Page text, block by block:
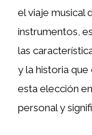
el viaje musical
instrumentos,
las
y la historia
esta elección
personal y